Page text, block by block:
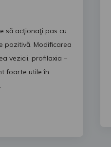
să acţionaţi pas cu
pozitivă. Modificarea
vezicii, profilaxia –
foarte utile în